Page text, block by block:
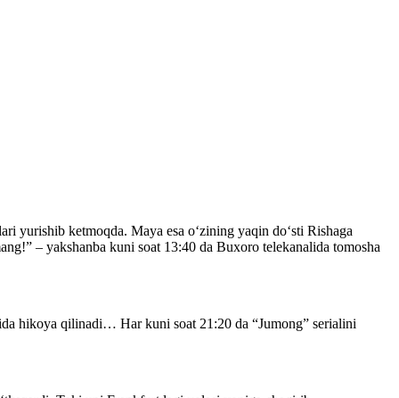
yurishib ketmoqda. Maya esa o‘zining yaqin do‘sti Rishaga
– yakshanba kuni soat 13:40 da Buxoro telekanalida tomosha
hikoya qilinadi… Har kuni soat 21:20 da “Jumong” serialini